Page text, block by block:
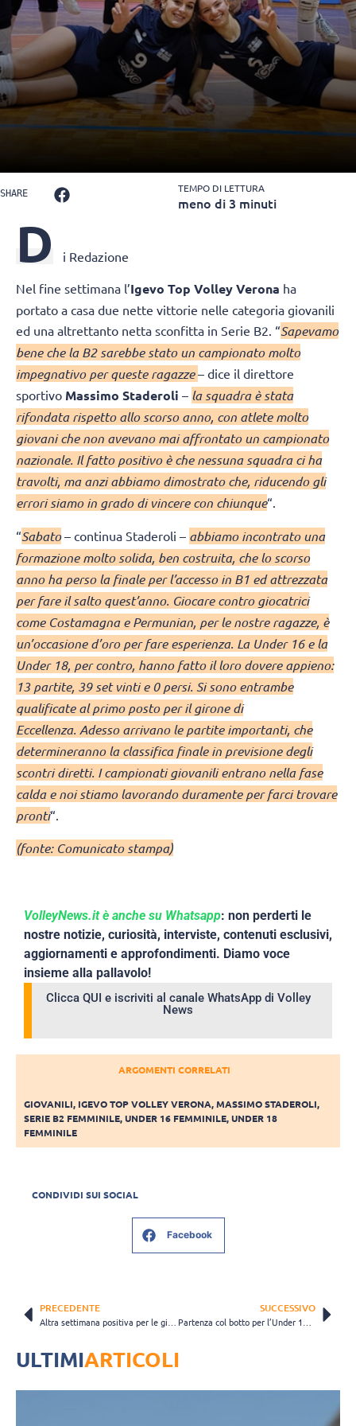
SHARE TEMPO DI LETTURA
meno di 3 minuti
D i Redazione
Nel fine settimana l’Igevo Top Volley Verona ha
portato a casa due nette vittorie nelle categoria giovanili
ed una altrettanto netta sconfitta in Serie B2. “Sapevamo
bene che la B2 sarebbe stato un campionato molto
impegnativo per queste ragazze– dice il direttore
sportivo Massimo Staderoli – la squadra è stata
rifondata rispetto allo scorso anno, con atlete molto
giovani che non avevano mai affrontato un campionato
nazionale. Il fatto positivo è che nessuna squadra ci ha
travolti, ma anzi abbiamo dimostrato che, riducendo gli
errori siamo in grado di vincere con chiunque“.
“Sabato– continua Staderoli – abbiamo incontrato una
formazione molto solida, ben costruita, che lo scorso
anno ha perso la finale per l’accesso in B1 ed attrezzata
per fare il salto quest’anno. Giocare contro giocatrici
come Costamagna e Permunian, per le nostre ragazze, è
un’occasione d’oro per fare esperienza. La Under 16 e la
Under 18, per contro, hanno fatto il loro dovere appieno:
13 partite, 39 set vinti e 0 persi. Si sono entrambe
qualificate al primo posto per il girone di
Eccellenza. Adesso arrivano le partite importanti, che
determineranno la classifica finale in previsione degli
scontri diretti. I campionati giovanili entrano nella fase
calda e noi stiamo lavorando duramente per farci trovare
pronti“.
(fonte: Comunicato stampa)
VolleyNews.it è anche su Whatsapp: non perderti le
nostre notizie, curiosità, interviste, contenuti esclusivi,
aggiornamenti e approfondimenti. Diamo voce
insieme alla pallavolo!
Clicca QUI e iscriviti al canale WhatsApp di Volley
News
ARGOMENTI CORRELATI
GIOVANILI, IGEVO TOP VOLLEY VERONA,MASSIMO STADEROLI,
SERIE B2 FEMMINILE,UNDER 16 FEMMINILE,UNDER 18
FEMMINILE
CONDIVIDI SUI SOCIAL
Facebook
PRECEDENTE SUCCESSIVO
ULTIMIARTICOLI